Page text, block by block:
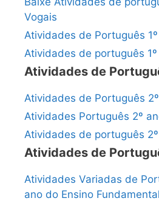
Vogais
Atividades de Português
Atividades de português
Atividades de
Atividades de Português
Atividades Português 2º
Atividades de português
Atividades de
Atividades Variadas de
ano do Ensino Fundamental